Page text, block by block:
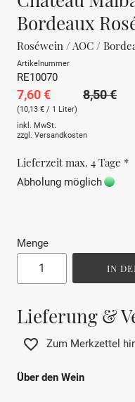
Bordeaux
Roséwein / AOC /
Artikelnummer
RE10070
7,60 €
(10,13 € / 1 Liter)
8,50 €
inkl. MwSt.
zzgl. Versandkosten
Lieferzeit max. 4 Tage *
Abholung möglich
Menge
IN
Lieferung &
Zum Merkzettel
Über den Wein